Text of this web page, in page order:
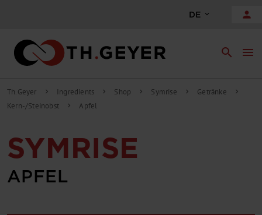
DE person
search menu
Th.Geyer chevron_right Ingredients chevron_right Shop chevron_right Symrise chevron_right Getränke chevron_right
Kern-/Steinobst chevron_right Apfel
SYMRISE
APFEL